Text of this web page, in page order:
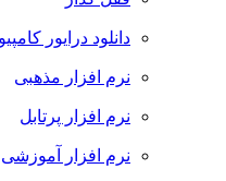
دانلود درایور
نرم افزار مذهبی
نرم افزار پرتابل
نرم افزار آموزشی